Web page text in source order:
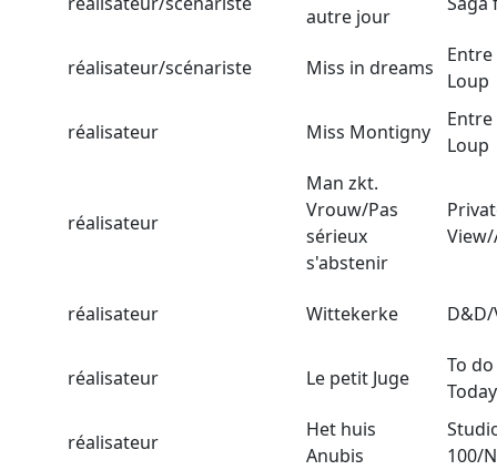
autre jour
réalisateur/scénariste Miss in dreams
Loup
réalisateur Miss Montigny
Loup
réalisateur
Man zkt.
Vrouw/Pas
sérieux
s'abstenir
réalisateur Wittekerke
réalisateur Le petit Juge
To do
réalisateur
Het huis
Anubis
100/